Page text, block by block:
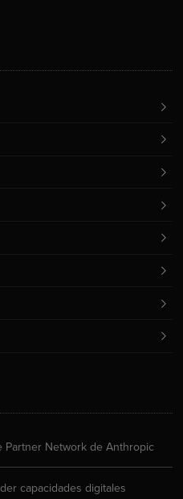
Partner Network de Anthropic
capacidades digitales